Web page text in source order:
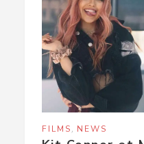
FILMS NEWS